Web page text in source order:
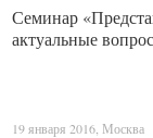
Семинар
актуальные
19 января 2016, Москва